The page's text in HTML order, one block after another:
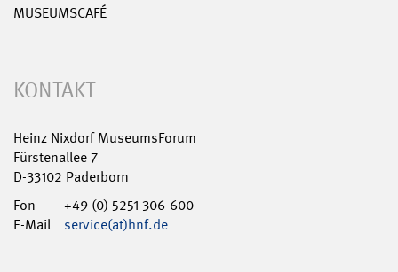
MUSEUMSCAFÉ
KONTAKT
Heinz Nixdorf MuseumsForum
Fürstenallee 7
D-33102 Paderborn
Fon
+49 (0) 5251 306-600
E-Mail
service(at)hnf.de